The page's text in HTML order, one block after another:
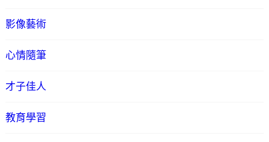
影像藝術
心情隨筆
才子佳人
教育學習